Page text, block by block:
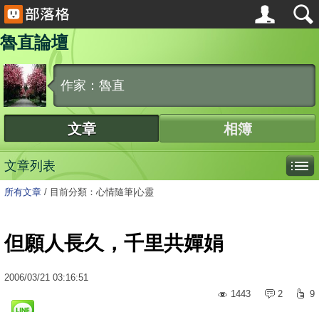
魯直論壇
作家：魯直
文章 相簿
文章列表
所有文章 / 目前分類：心情隨筆|心靈
但願人長久，千里共嬋娟
2006/03/21 03:16:51
1443
2 9